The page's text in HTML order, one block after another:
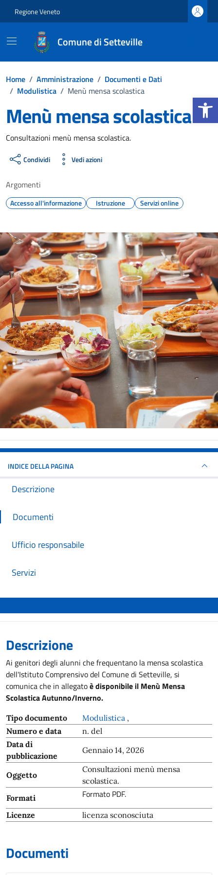
Apri la
Regione Veneto
Comune di Setteville
Home / Amministrazione / Documenti e Dati
/ Modulistica / Menù mensa scolastica
Menù mensa scolastica
Dettagli del documento
Consultazioni menù mensa scolastica.
Condividi Vedi azioni
Argomenti
Accesso all'informazione Istruzione Servizi online
INDICE DELLA PAGINA
Descrizione
Documenti
Ufficio responsabile
Servizi
Descrizione
Ai genitori degli alunni che frequentano la mensa scolastica
dell'Istituto Comprensivo del Comune di Setteville, si
comunica che in allegatoè disponibile il Menù Mensa
Scolastica Autunno/Inverno.
Tipo documento Modulistica ,
Numero e data
n. del
Data di
pubblicazione
Gennaio 14, 2026
Oggetto
Consultazioni menù mensa
scolastica.
Formati
Formato PDF.
Licenze licenza sconosciuta
Documenti